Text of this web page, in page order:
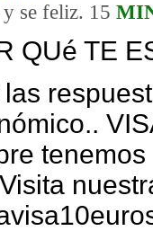
se feliz. 15
QUé TE